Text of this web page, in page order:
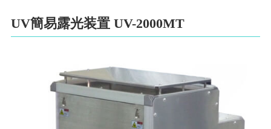
UV簡易露光装置 UV-2000MT